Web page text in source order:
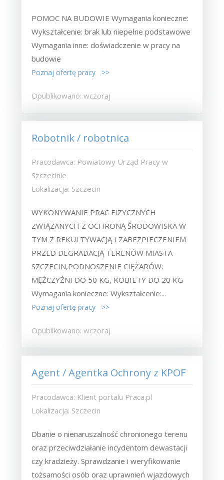
POMOC NA BUDOWIE Wymagania konieczne:
Wykształcenie: brak lub niepełne podstawowe
Wymagania inne: doświadczenie w pracy na
budowie
Poznaj ofertę pracy >>
Opublikowano: wczoraj
Robotnik / robotnica
Pracodawca: Powiatowy Urząd Pracy w
Szczecinie
Lokalizacja: Szczecin
WYKONYWANIE PRAC FIZYCZNYCH
ZWIĄZANYCH Z OCHRONĄ ŚRODOWISKA W
TYM Z REKULTYWACJĄ I ZABEZPIECZENIEM
PRZED DEGRADACJĄ TERENÓW MIASTA
SZCZECIN,PODNOSZENIE CIĘŻARÓW:
MĘŻCZYŹNI DO 50 KG, KOBIETY DO 20 KG
Wymagania konieczne: Wykształcenie:...
Poznaj ofertę pracy >>
Opublikowano: wczoraj
Agent / Agentka Ochrony z KPOF
Pracodawca: Klient portalu Praca.pl
Lokalizacja: Szczecin
Dbanie o nienaruszalność chronionego terenu
oraz przeciwdziałanie incydentom dewastacji
czy kradzieży. Sprawdzanie i weryfikowanie
tożsamości osób oraz uprawnień wjazdowych